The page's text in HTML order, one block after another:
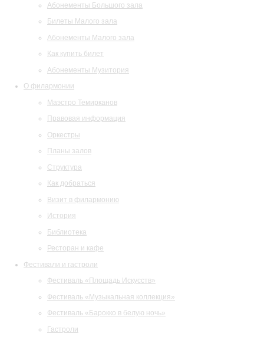
Абонементы Большого зала
Билеты Малого зала
Абонементы Малого зала
Как купить билет
Абонементы Музитория
О филармонии
Маэстро Темирканов
Правовая информация
Оркестры
Планы залов
Структура
Как добраться
Визит в филармонию
История
Библиотека
Ресторан и кафе
Фестивали и гастроли
Фестиваль «Площадь Искусств»
Фестиваль «Музыкальная коллекция»
Фестиваль «Барокко в белую ночь»
Гастроли